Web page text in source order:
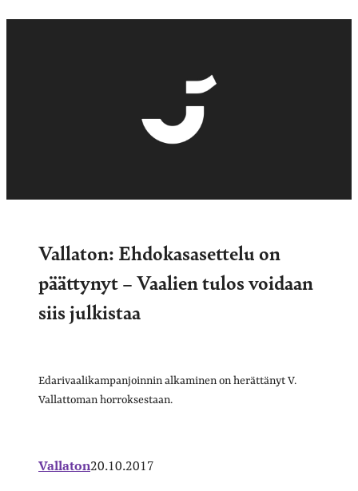
Vallaton: Ehdokasasettelu on
päättynyt – Vaalien tulos voidaan
siis julkistaa
Edarivaalikampanjoinnin alkaminen on herättänyt V.
Vallattoman horroksestaan.
Vallaton20.10.2017